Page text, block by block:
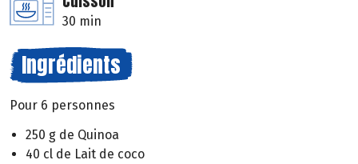
30 min
Ingrédients
Pour 6 personnes
250 g de Quinoa
40 cl de Lait de coco